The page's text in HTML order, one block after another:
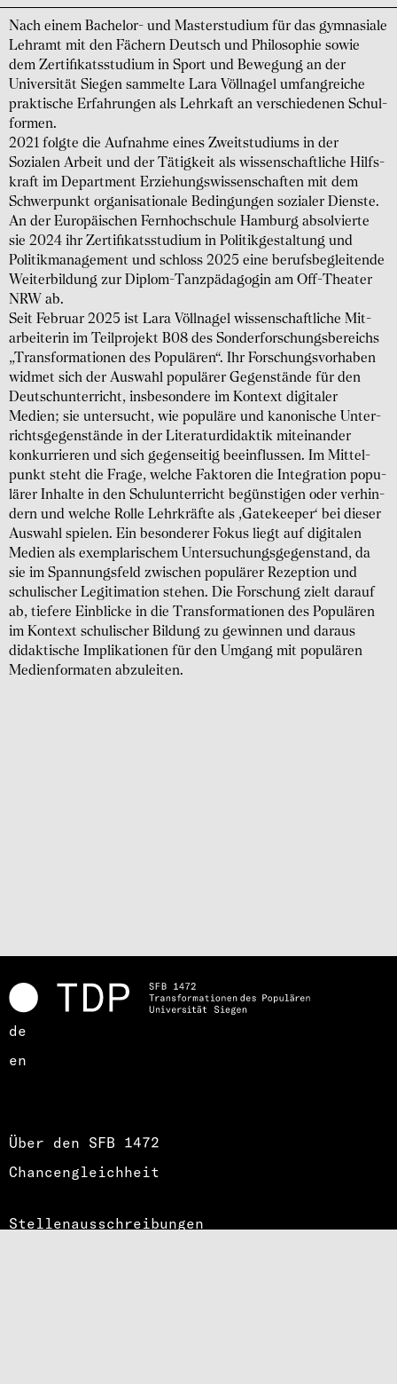
Nach einem Bachelor- und Masterstudium für das gymnasiale
Lehramt mit den Fächern Deutsch und Philo­sophie sowie
dem Zerti­fikats­studium in Sport und Bewe­gung an der
Univer­sität Siegen sammelte Lara Völl­nagel umfang­reiche
prak­tische Erfah­rungen als Lehr­kaft an verschie­denen Schul­
formen.
2021 folgte die Aufnahme eines Zweit­studiums in der
Sozialen Arbeit und der Tätigkeit als wissen­schaft­liche Hilfs­
kraft im Depart­ment Erziehungs­wissen­schaften mit dem
Schwer­punkt organi­satio­nale Bedin­gungen sozialer Dienste.
An der Euro­päischen Fern­hoch­schule Hamburg absol­vierte
sie 2024 ihr Zerti­fikats­studium in Politik­gestal­tung und
Politik­manage­ment und schloss 2025 eine berufs­beglei­tende
Weiter­bildung zur Diplom-Tanz­päda­gogin am Off-Theater
NRW ab.
Seit Februar 2025 ist Lara Völlnagel wissen­schaft­liche Mit­
arbei­terin im Teil­projekt B08 des Sonder­forschungs­bereichs
„Trans­forma­tionen des Popu­lären“. Ihr Forschungs­vorhaben
widmet sich der Auswahl popu­lärer Gegen­stände für den
Deutsch­unter­richt, insbeson­dere im Kontext digitaler
Medien; sie unter­sucht, wie popu­läre und kano­nische Unter­
richts­gegen­stände in der Literatur­didaktik mitein­ander
konkur­rieren und sich gegen­seitig beein­flussen. Im Mittel­
punkt steht die Frage, welche Faktoren die Inte­gration popu­
lärer Inhalte in den Schul­unter­richt begün­stigen oder verhin­
dern und welche Rolle Lehr­kräfte als ‚Gate­keeper‘ bei dieser
Auswahl spielen. Ein beson­derer Fokus liegt auf digi­talen
Medien als exem­plari­schem Unter­suchungs­gegen­stand, da
sie im Spannungs­feld zwischen popu­lärer Rezep­tion und
schuli­scher Legiti­mation stehen. Die Forschung zielt darauf
ab, tiefere Einblicke in die Trans­forma­tionen des Popu­lären
im Kontext schuli­scher Bildung zu gewinnen und daraus
didak­tische Implika­tionen für den Umgang mit popu­lären
Medien­formaten abzu­leiten.
de
en
Über den SFB 1472
Chancengleichheit
Stellenausschreibungen